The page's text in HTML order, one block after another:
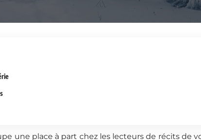
une place à part chez les lecteurs de récits de